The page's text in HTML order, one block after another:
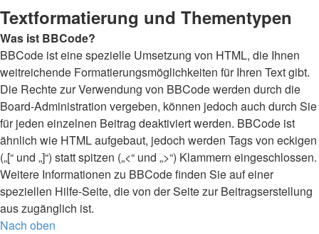
Textformatierung und Thementypen
Was ist BBCode?
BBCode ist eine spezielle Umsetzung von HTML, die Ihnen
weitreichende Formatierungsmöglichkeiten für Ihren Text gibt.
Die Rechte zur Verwendung von BBCode werden durch die
Board-Administration vergeben, können jedoch auch durch Sie
für jeden einzelnen Beitrag deaktiviert werden. BBCode ist
ähnlich wie HTML aufgebaut, jedoch werden Tags von eckigen
(„[“ und „]“) statt spitzen („<“ und „>“) Klammern eingeschlossen.
Weitere Informationen zu BBCode finden Sie auf einer
speziellen Hilfe-Seite, die von der Seite zur Beitragserstellung
aus zugänglich ist.
Nach oben